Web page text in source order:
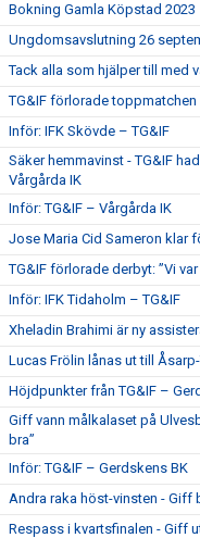
Bokning Gamla Köpstad 2023
Ungdomsavslutning 26
Tack alla som hjälper till med
TG&IF förlorade toppmatchen
Inför: IFK Skövde – TG&IF
Säker hemmavinst - TG&IF
Vårgårda IK
Inför: TG&IF – Vårgårda IK
Jose Maria Cid Sameron klar
TG&IF förlorade derbyt: ”Vi
Inför: IFK Tidaholm – TG&IF
Xheladin Brahimi är ny
Lucas Frölin lånas ut till
Höjdpunkter från TG&IF –
Giff vann målkalaset på
bra”
Inför: TG&IF – Gerdskens BK
Andra raka höst-vinsten - Giff
Respass i kvartsfinalen - Giff